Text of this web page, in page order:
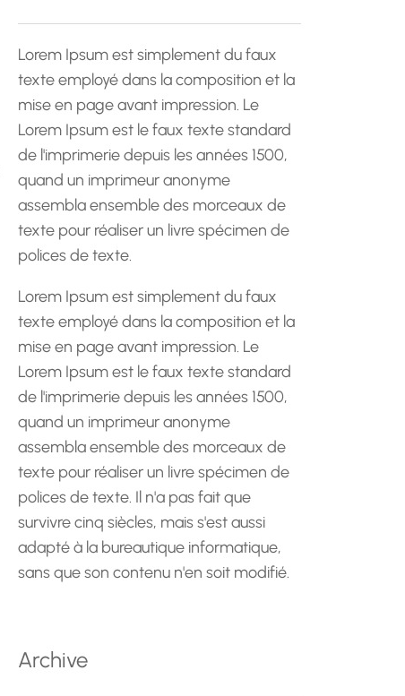
h
e
Lorem Ipsum est simplement du faux
texte employé dans la composition et la
mise en page avant impression. Le
Lorem Ipsum est le faux texte standard
de l'imprimerie depuis les années 1500,
quand un imprimeur anonyme
assembla ensemble des morceaux de
texte pour réaliser un livre spécimen de
polices de texte.
Lorem Ipsum est simplement du faux
texte employé dans la composition et la
mise en page avant impression. Le
Lorem Ipsum est le faux texte standard
de l'imprimerie depuis les années 1500,
quand un imprimeur anonyme
assembla ensemble des morceaux de
texte pour réaliser un livre spécimen de
polices de texte. Il n'a pas fait que
survivre cinq siècles, mais s'est aussi
adapté à la bureautique informatique,
sans que son contenu n'en soit modifié.
Archive